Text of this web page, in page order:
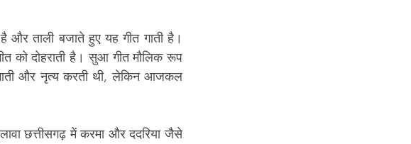
ताली बजाते हुए यह गीत गाती है।
को दोहराती है। सुआ गीत मौलिक रूप
गाती और नृत्य करती थी, लेकिन आजकल
छत्तीसगढ़ में करमा और ददरिया जैसे